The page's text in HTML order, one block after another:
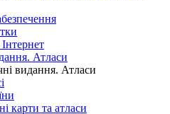
Атласи
видання. Атласи
карти та атласи